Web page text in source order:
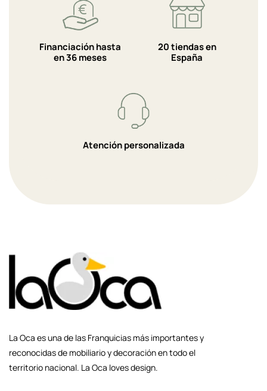
Financiación hasta
en 36 meses
20 tiendas en
España
Atención personalizada
La Oca es una de las Franquicias más importantes y
reconocidas de mobiliario y decoración en todo el
territorio nacional. La Oca loves design.